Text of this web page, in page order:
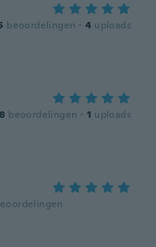
beoordelingen · 4 uploads
beoordelingen · 1 uploads